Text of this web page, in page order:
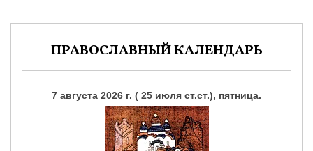
ПРАВОСЛАВНЫЙ КАЛЕНДАРЬ
7 августа 2026 г. ( 25 июля ст.ст.), пятница.